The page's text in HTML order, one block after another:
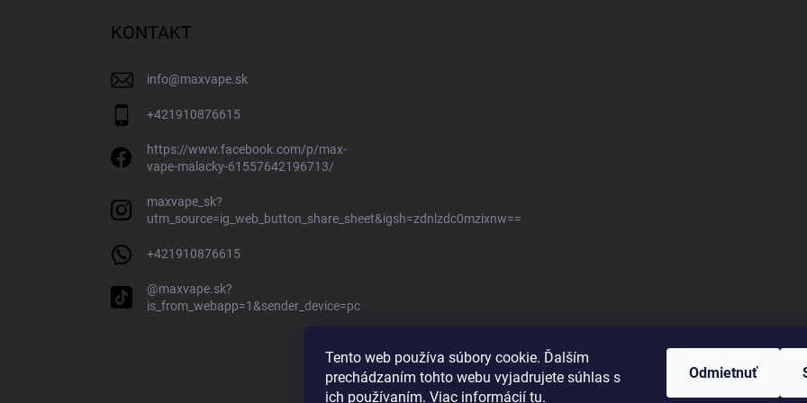
Tento web používa súbory cookie. Ďalším
prechádzaním tohto webu vyjadrujete súhlas s
ich používaním. Viac informácií tu.
Odmietnuť
KONTAKT
info@maxvape.sk
+421910876615
https://www.facebook.com/p/max-
vape-malacky-61557642196713/
maxvape_sk?
utm_source=ig_web_button_share_sheet&igsh=zdnlzdc0mzixnw==
+421910876615
@maxvape.sk?
is_from_webapp=1&sender_device=pc